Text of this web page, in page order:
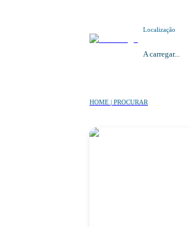
Localização
A carregar...
HOME | PROCURAR